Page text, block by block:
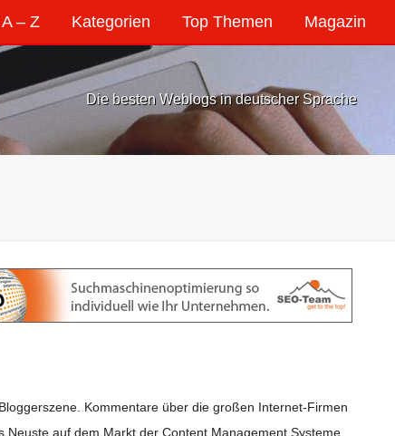
– Z Kategorien Top Themen Magazin
Die besten Weblogs in deutscher Sprache
Kommentare über die großen Internet-Firmen
auf dem Markt der Content Management Systeme